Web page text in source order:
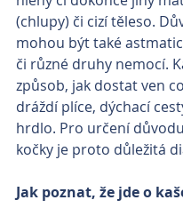
(chlupy) či cizí těleso.
mohou být také
či různé druhy nemocí.
způsob, jak dostat ven
dráždí plíce, dýchací
hrdlo. Pro určení
kočky je proto důležitá
Jak poznat, že jde o